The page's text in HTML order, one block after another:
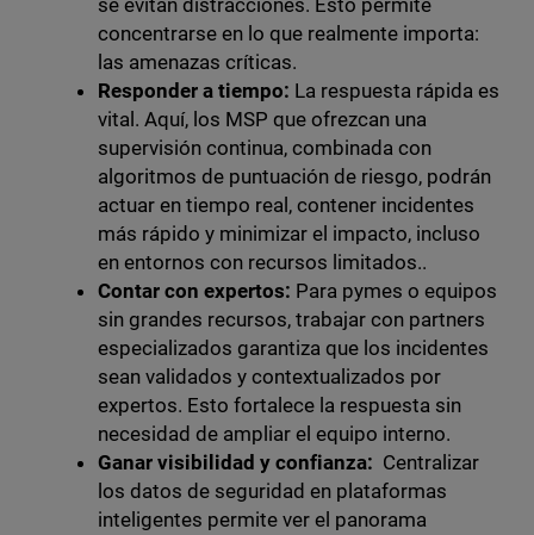
se evitan distracciones. Esto permite
concentrarse en lo que realmente importa:
las amenazas críticas.
Responder a tiempo: La respuesta rápida es
vital. Aquí, los MSP que ofrezcan una
supervisión continua, combinada con
algoritmos de puntuación de riesgo, podrán
actuar en tiempo real, contener incidentes
más rápido y minimizar el impacto, incluso
en entornos con recursos limitados..
Contar con expertos: Para pymes o equipos
sin grandes recursos, trabajar con partners
especializados garantiza que los incidentes
sean validados y contextualizados por
expertos. Esto fortalece la respuesta sin
necesidad de ampliar el equipo interno.
Ganar visibilidad y confianza: Centralizar
los datos de seguridad en plataformas
inteligentes permite ver el panorama